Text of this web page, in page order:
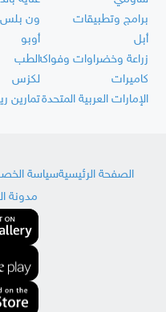
برامج وتطبيقات
ون بلس
أبل
أوبو
زراعة وخضراوات وفواكهالطب
كاميرات
لكزس
الإمارات العربية المتحدةتمارين
الصفحة الرئيسيةسياسة
مدونة